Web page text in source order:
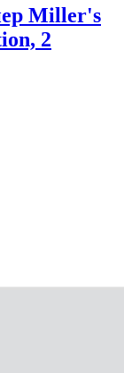
Miller's
2